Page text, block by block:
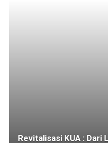
Revitalisasi KUA :